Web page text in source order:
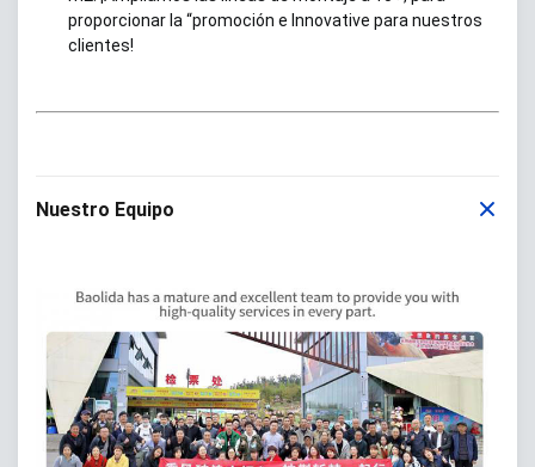
proporcionar la “promoción e Innovative para nuestros
clientes!
Nuestro Equipo